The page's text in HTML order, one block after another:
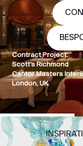
Contract Project:
Scott’s Richmond
Cantor Masters
London, UK
Aller à